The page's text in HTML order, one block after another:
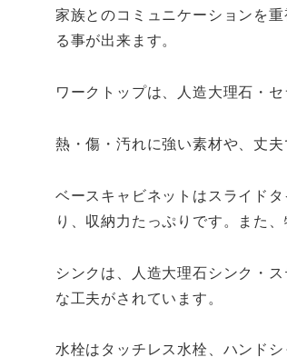
家族とのコミュニケーションを
る事が出来ます。
ワークトップは、人造大理石・
熱・傷・汚れに強い素材や、丈
ベースキャビネットはスライド
り、収納力たっぷりです。また
シンクは、人造大理石シンク・
な工夫がされています。
水栓はタッチレス水栓、ハンド